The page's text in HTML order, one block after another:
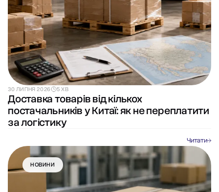
30 ЛИПНЯ 2026 5 ХВ
Доставка товарів від кількох
постачальників у Китаї: як не переплатити
за логістику
Читати
НОВИНИ